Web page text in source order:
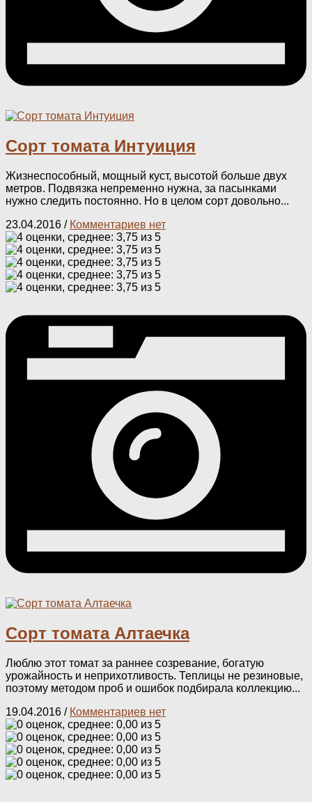
Сорт томата Интуиция
Жизнеспособный, мощный куст, высотой больше двух
метров. Подвязка непременно нужна, за пасынками
нужно следить постоянно. Но в целом сорт довольно...
23.04.2016 / Комментариев нет
Сорт томата Алтаечка
Люблю этот томат за раннее созревание, богатую
урожайность и неприхотливость. Теплицы не резиновые,
поэтому методом проб и ошибок подбирала коллекцию...
19.04.2016 / Комментариев нет